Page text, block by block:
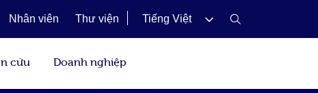
Nhân viên Thư viện Tiếng Việt
cứu Doanh nghiệp